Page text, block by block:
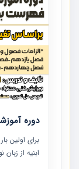
توصیه می
دوره
برای اولین
ابنیه از
ردیف ها و